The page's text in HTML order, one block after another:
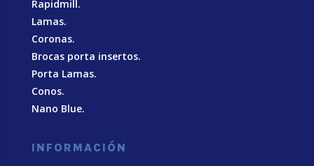
Rapidmill.
Lamas.
Coronas.
Brocas porta insertos.
Porta Lamas.
Conos.
Nano Blue.
INFORMACIÓN